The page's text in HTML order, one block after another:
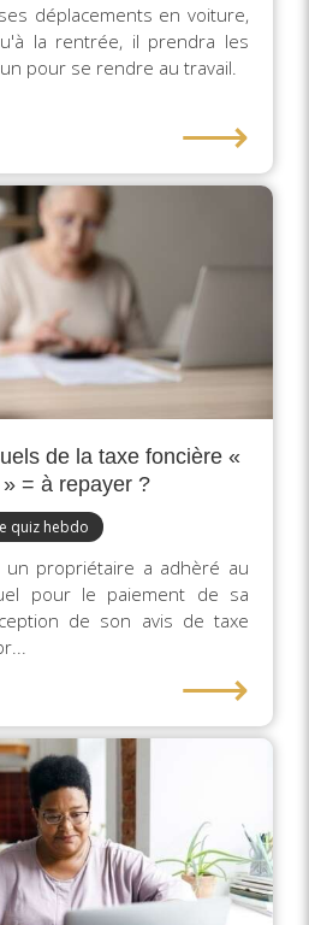
déplacements en voiture,
la rentrée, il prendra les
pour se rendre au travail.
⟶
de la taxe foncière «
= à repayer ?
quiz hebdo
un propriétaire a adhèré au
pour le paiement de sa
de son avis de taxe
⟶